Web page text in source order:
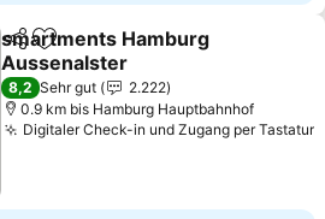
TeilenZu Favoriten hinzufügen
smartments Hamburg
Aussenalster
8,2 Sehr gut
2.222
0.9 km bis Hamburg Hauptbahnhof
Digitaler Check-in und Zugang per Tastatur